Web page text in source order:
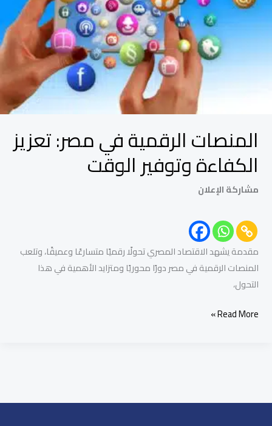
المنصات الرقمية في مصر: تعزيز
الكفاءة وتوفير الوقت
مشاركة الإعلان
مقدمة يشهد الاقتصاد المصري تحولًا رقميًا متسارعًا وعميقًا، وتلعب
المنصات الرقمية في مصر دورًا محوريًا ومتزايد الأهمية في هذا
التحول،
مصر:
تعزيز
وتوفير
Read More »